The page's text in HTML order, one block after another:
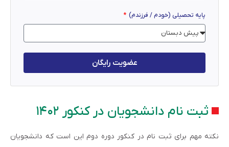
پایه تحصیلی (خودم / فرزندم)
عضویت رایگان
ثبت نام دانشجویان در کنکور ۱۴۰۲
نکته مهم برای ثبت نام در کنکور دوره دوم این است که دانشجویان